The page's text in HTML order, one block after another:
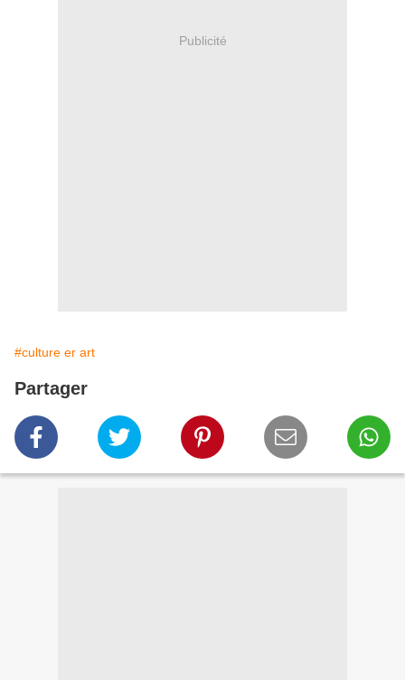
Publicité
#culture er art
Partager